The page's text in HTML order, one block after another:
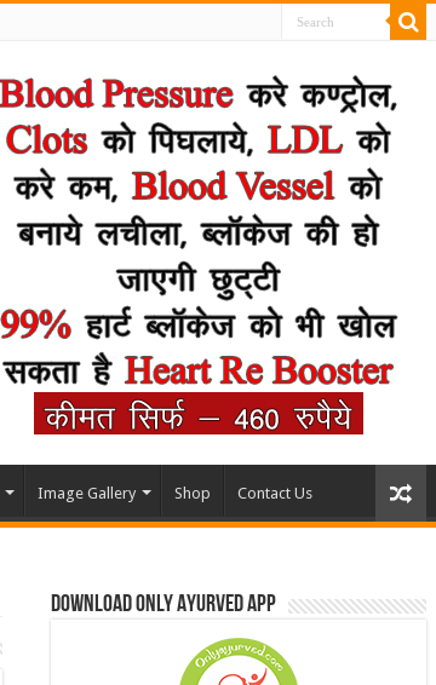
Image Gallery Shop Contact Us
Download Only Ayurved App